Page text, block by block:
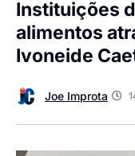
Instituições
alimentos
Ivoneide
Joe Improta